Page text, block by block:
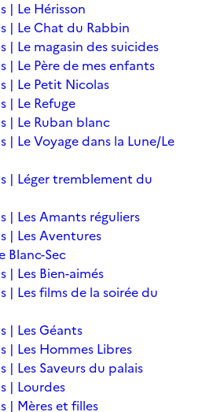
| Le Hérisson
| Le Chat du Rabbin
| Le magasin des suicides
| Le Père de mes enfants
| Le Petit Nicolas
| Le Refuge
| Le Ruban blanc
| Le Voyage dans la Lune/Le
| Léger tremblement du
| Les Amants réguliers
| Les Aventures
Blanc-Sec
| Les Bien-aimés
| Les films de la soirée du
| Les Géants
| Les Hommes Libres
| Les Saveurs du palais
| Lourdes
| Mères et filles